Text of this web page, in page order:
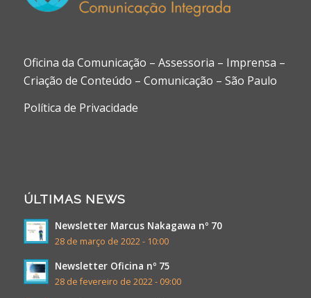
Oficina da Comunicação – Assessoria – Imprensa –
Criação de Conteúdo – Comunicação – São Paulo
Política de Privacidade
ÚLTIMAS NEWS
Newsletter Marcus Nakagawa nº 70
28 de março de 2022 - 10:00
Newsletter Oficina nº 75
28 de fevereiro de 2022 - 09:00